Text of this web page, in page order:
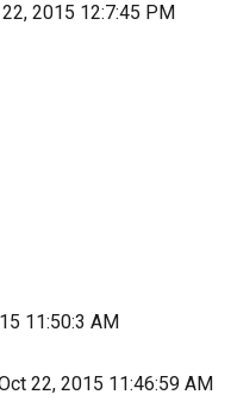
2015 12:7:45 PM
11:50:3 AM
22, 2015 11:46:59 AM